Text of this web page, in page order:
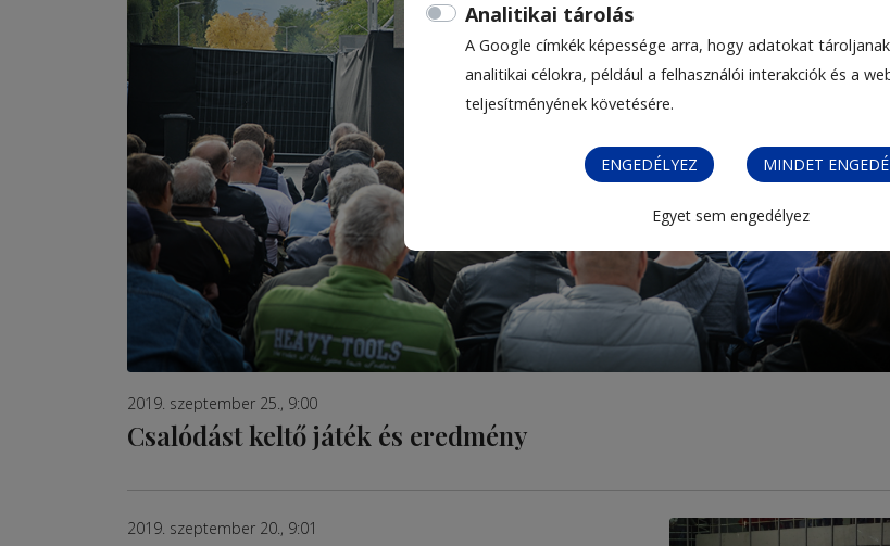
Analitikai tárolás
A Google címkék képessége arra, hogy adatokat
analitikai célokra, például a felhasználói interakciók és a
teljesítményének követésére.
ENGEDÉLYEZ MINDET
Egyet sem engedélyez
2019. szeptember 25., 9:00
Csalódást keltő játék és eredmény
2019. szeptember 20., 9:01